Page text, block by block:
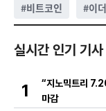
#비트코인 #이
실시간 인기 기사
1
“지노믹트리
마감